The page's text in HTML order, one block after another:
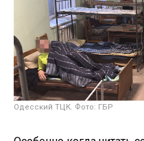
Одесский ТЦК. Фото: ГБР